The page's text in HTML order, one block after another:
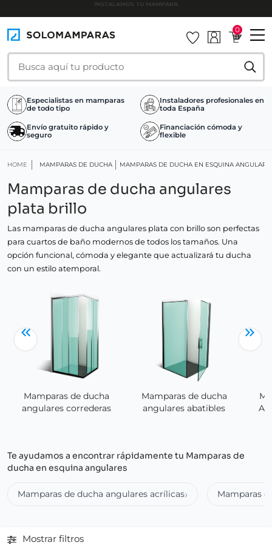
DEVOLUCIÓN GRATUITA EN 30 DÍAS
0
Especialistas en mamparas
de todo tipo
Instaladores profesionales en
toda España
Envío gratuito rápido y
seguro
Financiación cómoda y
flexible
HOME MAMPARAS DE DUCHA MAMPARAS DE DUCHA EN ESQUINA
Mamparas de ducha angulares
plata brillo
Las mamparas de ducha angulares plata con brillo son perfectas
para cuartos de baño modernos de todos los tamaños. Una
opción funcional, cómoda y elegante que actualizará tu ducha
con un estilo atemporal.
Mamparas de ducha
angulares correderas
Mamparas de ducha
angulares abatibles
Te ayudamos a encontrar rápidamente tu Mamparas de
ducha en esquina angulares
Mamparas de ducha angulares acrílicas Mamparas
Mostrar filtros